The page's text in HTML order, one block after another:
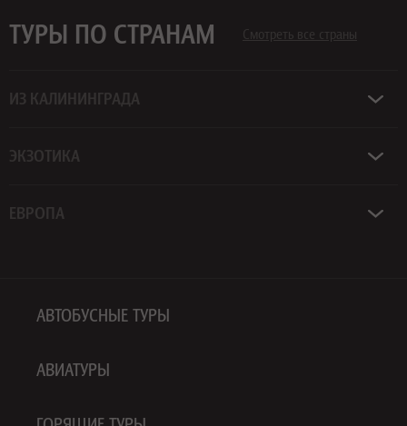
ТУРЫ ПО СТРАНАМ Смотреть все страны
ИЗ КАЛИНИНГРАДА
ЭКЗОТИКА
ЕВРОПА
АВТОБУСНЫЕ ТУРЫ
АВИАТУРЫ